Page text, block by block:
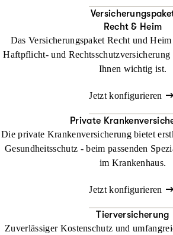
Recht & Heim
Das Versicherungspaket Recht und
Haftpflicht- und Rechtsschutzversicherung
Ihnen wichtig ist.
Jetzt konfigurieren
Private
Die private Krankenversicherung bietet
Gesundheitsschutz - beim passenden
im Krankenhaus.
Jetzt konfigurieren
Tierversicherung
Zuverlässiger Kostenschutz und